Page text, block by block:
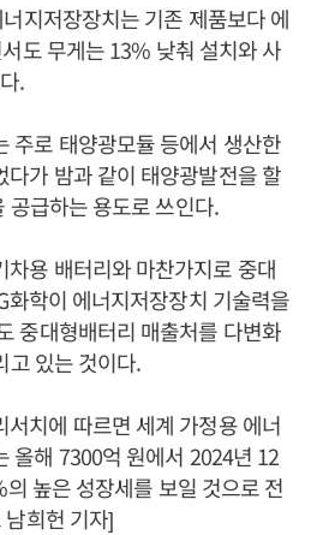
지저장장치는 기존 제품보다 에
도 무게는 13% 낮춰 설치와 사
.
주로 태양광모듈 등에서 생산한
가 밤과 같이 태양광발전을 할
공급하는 용도로 쓰인다.
용 배터리와 마찬가지로 중대
화학이 에너지저장장치 기술력을
중대형배터리 매출처를 다변화
고 있는 것이다.
치에 따르면 세계 가정용 에너
올해 7300억 원에서 2024년 12
높은 성장세를 보일 것으로 전
희헌 기자]